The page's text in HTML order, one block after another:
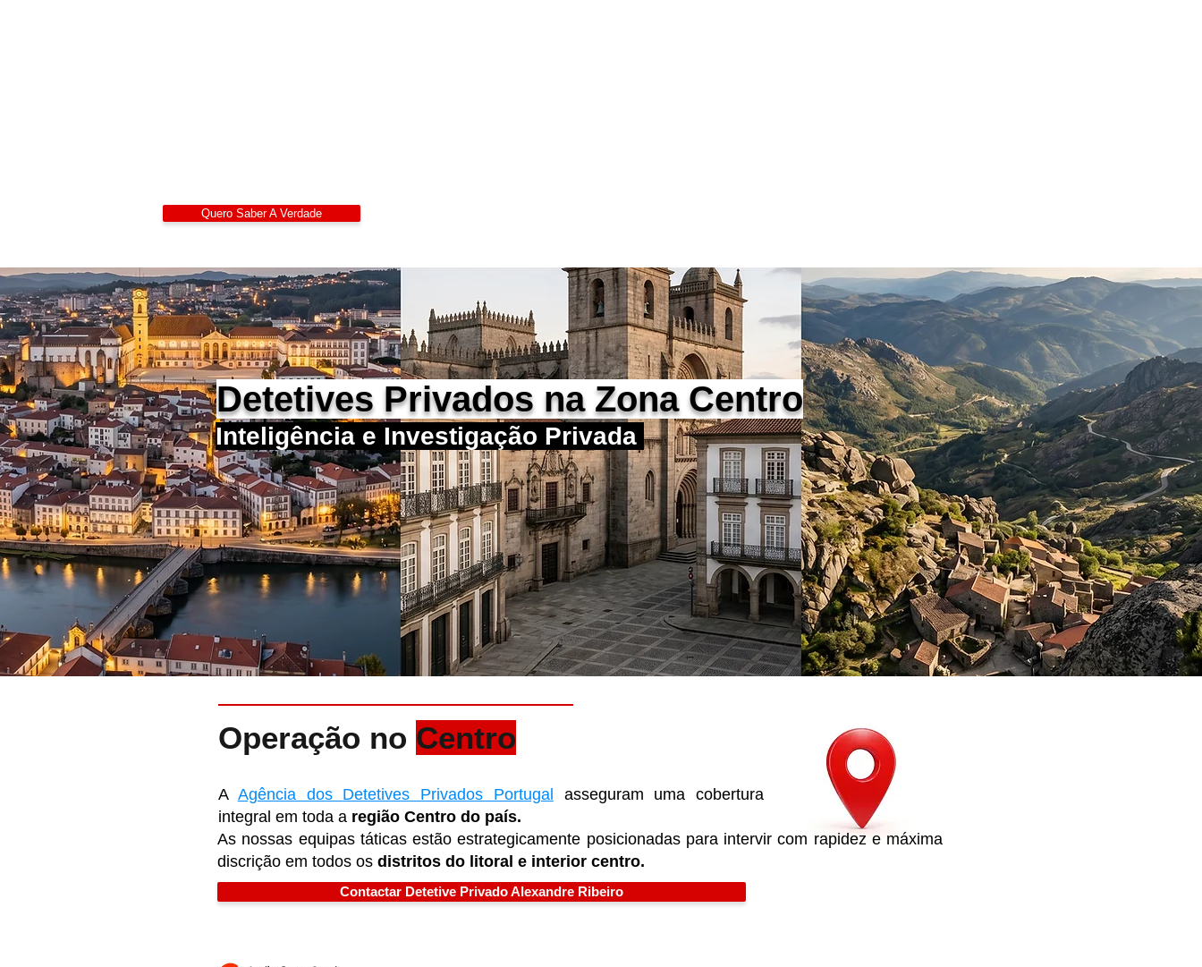
Quero Saber A Verdade
Detetives Privados na Zona Centro
Inteligência e Investigação Privada
A Agência dos Detetives Privados Portugal
asseguram uma cobertura
integral em toda a região Centro do país.
Operação no Centro
As nossas equipas táticas estão estrategicamente posicionadas para intervir com rapidez e máxima
discrição em todos os distritos do litoral e interior centro.
Contactar Detetive Privado Alexandre Ribeiro